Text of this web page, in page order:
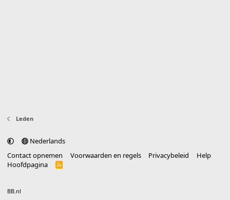
Leden
Nederlands
Contact opnemen
Voorwaarden en regels Privacybeleid
Help
Hoofdpagina
R
BB.nl